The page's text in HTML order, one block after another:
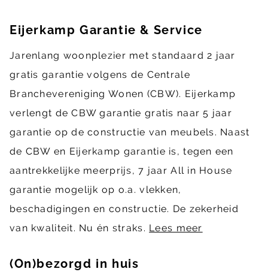
Eijerkamp Garantie & Service
Jarenlang woonplezier met standaard 2 jaar
gratis garantie volgens de Centrale
Branchevereniging Wonen (CBW). Eijerkamp
verlengt de CBW garantie gratis naar 5 jaar
garantie op de constructie van meubels. Naast
de CBW en Eijerkamp garantie is, tegen een
aantrekkelijke meerprijs, 7 jaar All in House
garantie mogelijk op o.a. vlekken,
beschadigingen en constructie. De zekerheid
van kwaliteit. Nu én straks. Lees meer
(On)bezorgd in huis